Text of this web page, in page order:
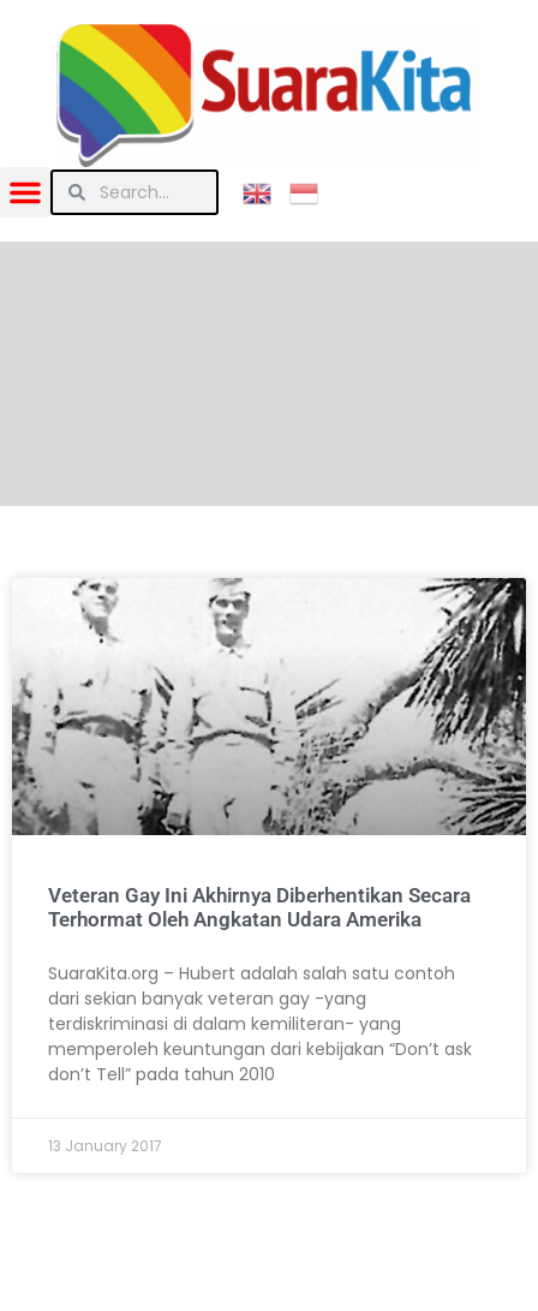
Veteran Gay Ini Akhirnya Diberhentikan Secara
Terhormat Oleh Angkatan Udara Amerika
SuaraKita.org – Hubert adalah salah satu contoh
dari sekian banyak veteran gay -yang
terdiskriminasi di dalam kemiliteran- yang
memperoleh keuntungan dari kebijakan “Don’t ask
don’t Tell” pada tahun 2010
13 January 2017